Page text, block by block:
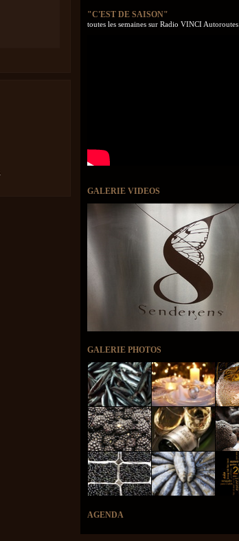
"C'EST DE SAISON"
toutes les semaines sur Radio VINCI Autoroutes
GALERIE VIDEOS
GALERIE PHOTOS
AGENDA